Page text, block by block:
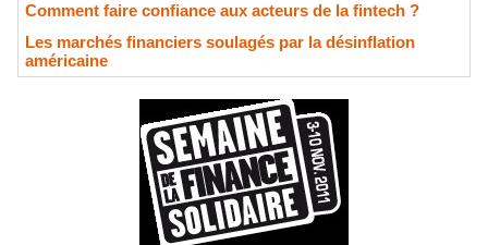
Comment faire confiance aux acteurs de la fintech ?
Les marchés financiers soulagés par la désinflation
américaine